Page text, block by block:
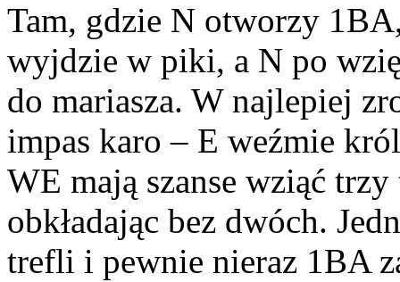
Tam, gdzie N otworzy
wyjdzie w piki, a N po
do mariasza. W najlepiej
impas karo – E weźmie
WE mają szanse wziąć
obkładając bez dwóch.
trefli i pewnie nieraz 1BA